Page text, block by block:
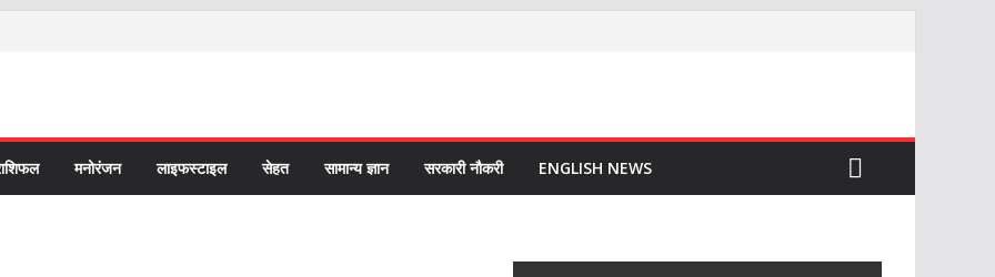
मनोरंजन लाइफस्टाइल सेहत सामान्य ज्ञान सरकारी नौकरी ENGLISH NEWS